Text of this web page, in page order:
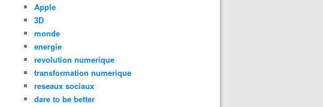
Apple
3D
monde
energie
revolution numerique
transformation numerique
reseaux sociaux
dare to be better